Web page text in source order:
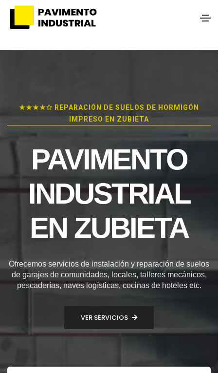
★★★★✩ REPARACIÓN DE SUELOS DE HORMIGÓN
IMPRESO EN ZUBIETA
PAVIMENTO
INDUSTRIAL
EN ZUBIETA
Ofrecemos servicios de instalación y reparación de suelos
de garajes de comunidades, locales, talleres mecánicos,
pescaderías, naves logísticas, cocinas de hoteles etc.
VER SERVICIOS